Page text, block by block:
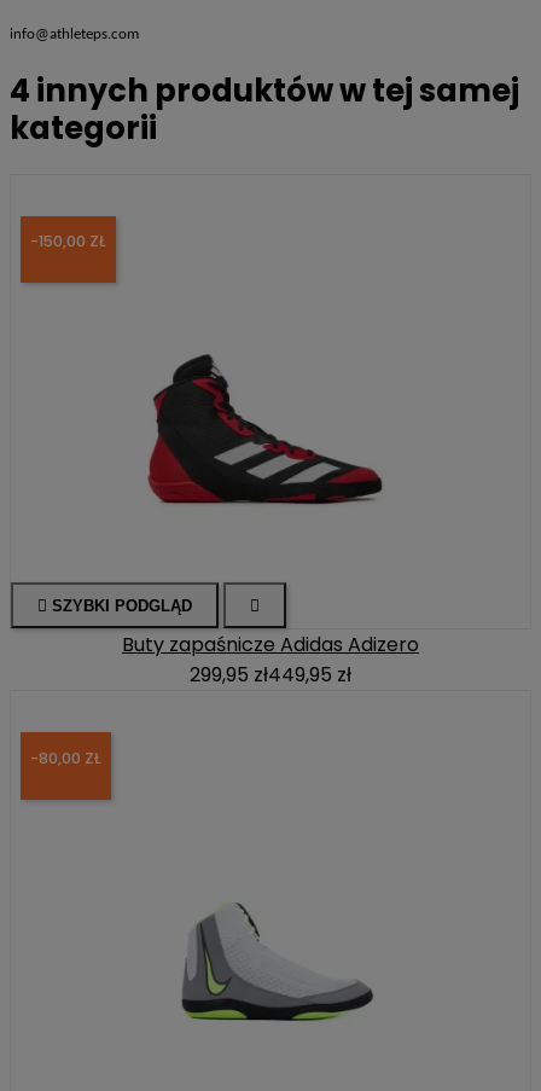
info@athleteps.com
4 innych produktów w tej samej
kategorii
-150,00 ZŁ
 SZYBKI PODGLĄD 
Buty zapaśnicze Adidas Adizero
299,95 zł449,95 zł
-80,00 ZŁ